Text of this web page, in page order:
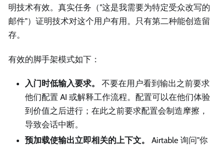
明技术有效。真实任务（"这是我需要为特定受众改写的
邮件"）证明技术对这个用户有用。只有第二种能创造留
存。
有效的脚手架模式如下：
入门时低输入要求。
不要在用户看到输出之前要求
他们配置 AI 或解释工作流程。配置可以在他们体验
到价值之后进行；在此之前要求配置会制造摩擦，
导致会话中断。
预加载使输出立即相关的上下文。
Airtable 询问"你